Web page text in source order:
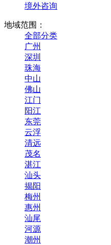
境外咨询
地域范围：
全部分类
广州
深圳
珠海
中山
佛山
江门
阳江
东莞
云浮
清远
茂名
湛江
汕头
揭阳
梅州
惠州
汕尾
河源
潮州